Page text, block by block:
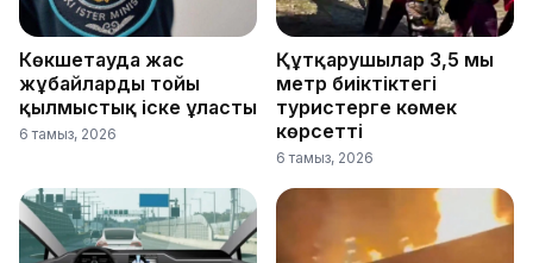
Көкшетауда жас
жұбайлардың тойы
қылмыстық іске ұласты
6 тамыз, 2026
Құтқарушылар 3,5 мың
метр биіктіктегі
туристерге көмек
көрсетті
6 тамыз, 2026